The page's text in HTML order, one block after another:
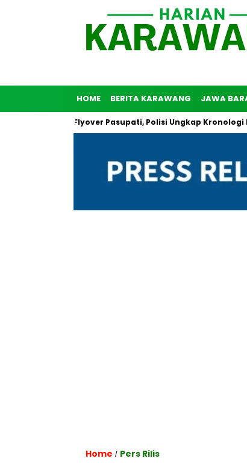
HOME BERITA KARAWANG JAWA
Diri di Flyover Pasupati, Polisi Ungkap Kronologi
Home / Pers Rilis